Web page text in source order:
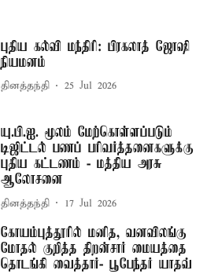
புதிய கல்வி மந்திரி: பிரகலாத் ஜோஷி
நியமனம்
தினத்தந்தி 25 Jul 2026
யு.பி.ஐ. மூலம் மேற்கொள்ளப்படும்
டிஜிட்டல் பணப் பரிவர்த்தனைகளுக்கு
புதிய கட்டணம் - மத்திய அரசு
ஆலோசனை
தினத்தந்தி 17 Jul 2026
கோயம்புத்தூரில் மனித, வனவிலங்கு
மோதல் குறித்த திறன்சார் மையத்தை
தொடங்கி வைத்தார்- பூபேந்தர் யாதவ்